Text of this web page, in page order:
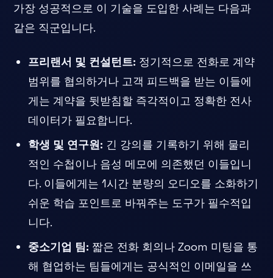
가장 성공적으로 이 기술을 도입한 사례는 다음과
같은 직군입니다.
프리랜서 및 컨설턴트: 정기적으로 전화로 계약
범위를 협의하거나 고객 피드백을 받는 이들에
게는 계약을 뒷받침할 즉각적이고 정확한 전사
데이터가 필요합니다.
학생 및 연구원: 긴 강의를 기록하기 위해 물리
적인 수첩이나 음성 메모에 의존했던 이들입니
다. 이들에게는 1시간 분량의 오디오를 소화하기
쉬운 학습 포인트로 바꿔주는 도구가 필수적입
니다.
중소기업 팀: 짧은 전화 회의나 Zoom 미팅을 통
해 협업하는 팀들에게는 공식적인 이메일을 쓰